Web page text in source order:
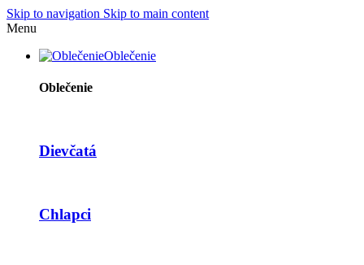
Skip to navigation Skip to main content
Menu
Oblečenie
Oblečenie
Dievčatá
Chlapci